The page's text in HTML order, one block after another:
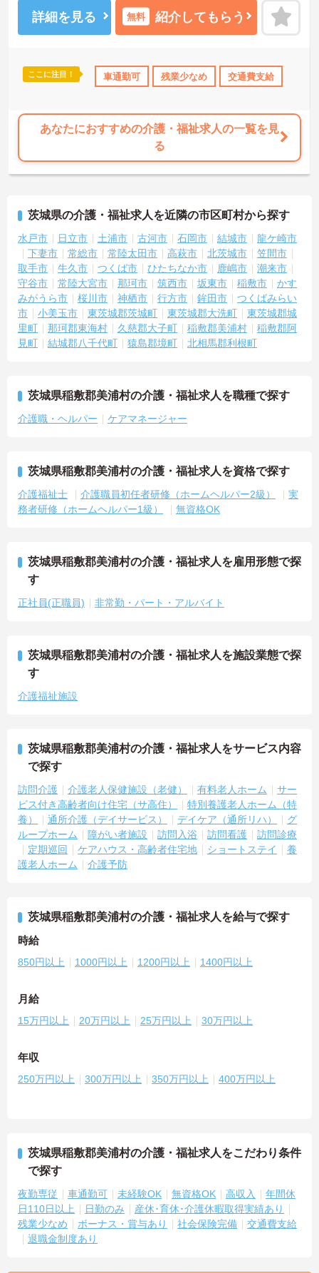
ボーナス・賞与あり 社会保険完備 交通費支給 退職金制度
すのでお気軽にご相談ください。
詳細を見る 無料 紹介してもらう
ここに注目！ 車通勤可 残業少なめ 交通費支給
あなたにおすすめの介護・福祉求人の一覧を見
る
茨城県の介護・福祉求人を近隣の市区町村から探す
水戸市 日立市 土浦市 古河市 石岡市 結城市
龍ケ崎市
下妻市
常総市 常陸太田市 高萩市 北茨城市
笠間市
取手市
牛久市 つくば市 ひたちなか市 鹿嶋市
潮来市
守谷市
常陸大宮市 那珂市 筑西市 坂東市 稲敷市
かす
みがうら市
桜川市 神栖市 行方市 鉾田市
つくばみらい
市
小美玉市 東茨城郡茨城町 東茨城郡大洗町
東茨城郡城
里町
那珂郡東海村 久慈郡大子町 稲敷郡美浦村
稲敷郡阿
見町
結城郡八千代町 猿島郡境町 北相馬郡利根町
茨城県稲敷郡美浦村の介護・福祉求人を職種で探す
介護職・ヘルパー ケアマネージャー
茨城県稲敷郡美浦村の介護・福祉求人を資格で探す
介護福祉士 介護職員初任者研修（ホームヘルパー2級）
実
務者研修（ホームヘルパー1級）
無資格OK
茨城県稲敷郡美浦村の介護・福祉求人を雇用形態で探
す
正社員(正職員) 非常勤・パート・アルバイト
茨城県稲敷郡美浦村の介護・福祉求人を施設業態で探
す
介護福祉施設
茨城県稲敷郡美浦村の介護・福祉求人をサービス内容
で探す
訪問介護 介護老人保健施設（老健） 有料老人ホーム
サー
ビス付き高齢者向け住宅（サ高住）
特別養護老人ホーム（特
養）
通所介護（デイサービス） デイケア（通所リハ）
グ
ループホーム
障がい者施設 訪問入浴 訪問看護
訪問診療
定期巡回
ケアハウス・高齢者住宅地 ショートステイ
養
護老人ホーム
介護予防
茨城県稲敷郡美浦村の介護・福祉求人を給与で探す
時給
850円以上 1000円以上 1200円以上 1400円以上
月給
15万円以上 20万円以上 25万円以上 30万円以上
年収
250万円以上 300万円以上 350万円以上 400万円以上
茨城県稲敷郡美浦村の介護・福祉求人をこだわり条件
で探す
夜勤専従 車通勤可 未経験OK 無資格OK 高収入
年間休
日110日以上
日勤のみ
産休･育休･介護休暇取得実績あり
残業少なめ
ボーナス・賞与あり 社会保険完備
交通費支給
退職金制度あり